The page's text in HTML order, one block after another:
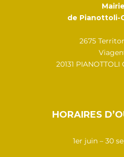
Mairie
de Pianottoli-
2675
20131 PIANOTTOLI
HORAIRES
1er juin – 30